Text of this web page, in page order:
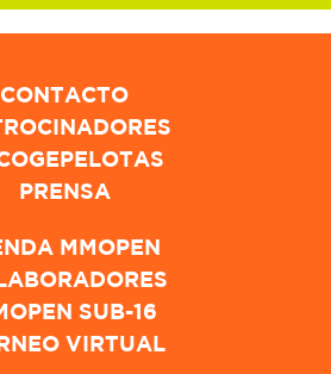
CONTACTO
PRENSA
MMOPEN
SUB-16
VIRTUAL